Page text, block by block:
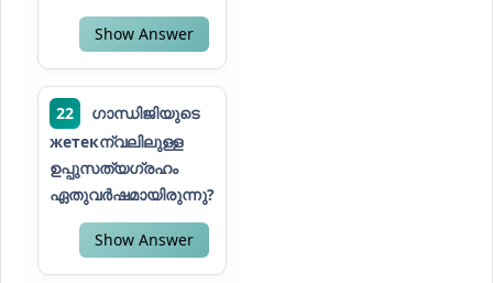
Show Answer
22
ഗാന്ധിജിയുടെ
жетекന്വലിലുള്ള
ഉപ്പുസത്യഗ്രഹം
ഏതുവർഷമായിരുന്നു?
Show Answer